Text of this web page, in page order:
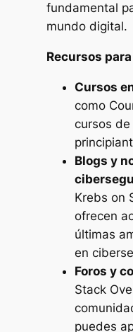
fundamental
mundo digital.
Recursos
Cursos
como
cursos
Blogs y
Krebs on
ofrecen
últimas
en
Foros y
Stack
puedes